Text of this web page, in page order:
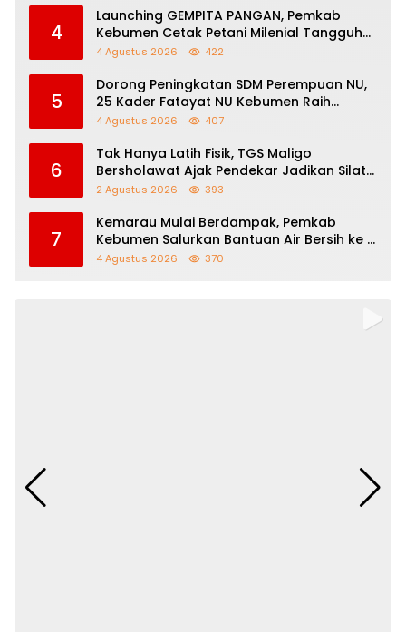
4
Launching GEMPITA PANGAN, Pemkab
Kebumen Cetak Petani Milenial Tangguh
Perkuat Ketahanan Pangan
4 Agustus 2026 422
5
Dorong Peningkatan SDM Perempuan NU,
25 Kader Fatayat NU Kebumen Raih
Beasiswa Afirmasi IAINU
4 Agustus 2026 407
6
Tak Hanya Latih Fisik, TGS Maligo
Bersholawat Ajak Pendekar Jadikan Silat
Sebagai Jalan Dakwah
2 Agustus 2026 393
7
Kemarau Mulai Berdampak, Pemkab
Kebumen Salurkan Bantuan Air Bersih ke 11
Desa
4 Agustus 2026 370